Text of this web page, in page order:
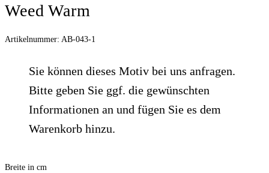
Weed Warm
Artikelnummer: AB-043-1
Sie können dieses Motiv bei uns anfragen.
Bitte geben Sie ggf. die gewünschten
Informationen an und fügen Sie es dem
Warenkorb hinzu.
Breite in cm